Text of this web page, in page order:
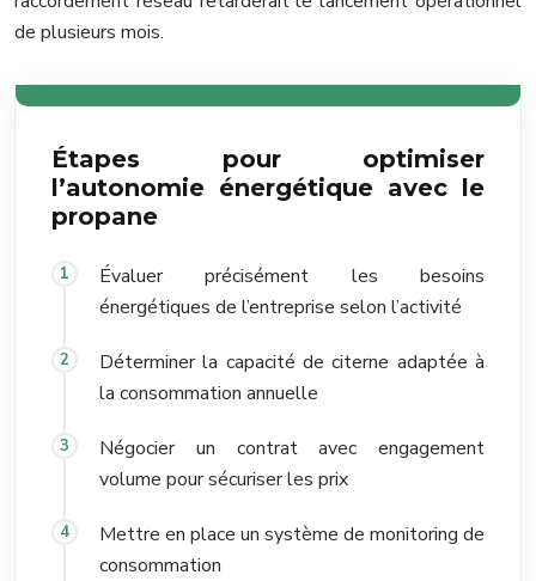
de plusieurs mois.
Étapes pour optimiser
l’autonomie énergétique avec le
propane
Évaluer précisément les besoins
énergétiques de l’entreprise selon l’activité
Déterminer la capacité de citerne adaptée à
la consommation annuelle
Négocier un contrat avec engagement
volume pour sécuriser les prix
Mettre en place un système de monitoring de
consommation